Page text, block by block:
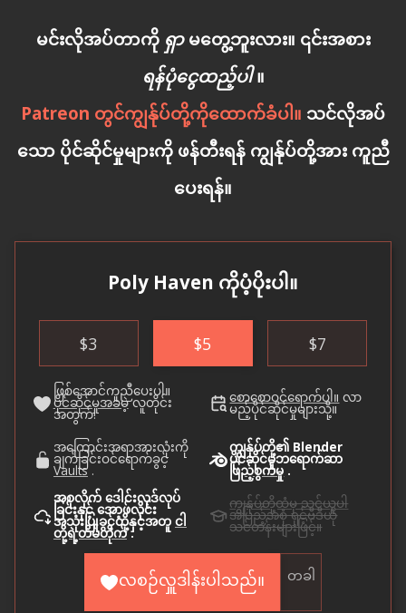
မင်းလိုအပ်တာကို ရှာမတွေ့ဘူးလား။ ၎င်းအစား
ရန်ပုံငွေထည့်ပါ။
Patreon တွင်ကျွန်ုပ်တို့ကိုထောက်ခံပါ။ သင်လိုအပ်
သော ပိုင်ဆိုင်မှုများကို ဖန်တီးရန် ကျွန်ုပ်တို့အား ကူညီ
ပေးရန်။
Poly Haven ကိုပံ့ပိုးပါ။
$3 $5 $7
ဖြစ်အောင်ကူညီပေးပါ။
ပိုင်ဆိုင်မှုအခမဲ့လူတိုင်း
အတွက်!
စောစောဝင်ရောက်ပါ။ လာ
မည့်ပိုင်ဆိုင်မှုများသို့။
အကြောင်းအရာအားလုံးကို
ချက်ခြင်းဝင်ရောက်ခွင့်
Vaults.
ကျွန်ုပ်တို့၏ Blender
ပိုင်ဆိုင်မှုဘရောက်ဆာ
ဖြည့်စွက်မှု .
အစုလိုက် ဒေါင်းလုဒ်လုပ်
ခြင်းနှင့် အော့ဖ်လိုင်း
အသုံးပြုခွင့်တို့နှင့်အတူ ငါ
တို့ရဲ့တိမ်တိုက်.
ကျွန်ုပ်တို့ထံမှ သင်ယူပါ
အပြည့်အစုံ ရှင့်ဗီဒီယို
သင်တန်းများဖြင့်။
လစဉ်လှူဒါန်းပါသည်။ တခါ